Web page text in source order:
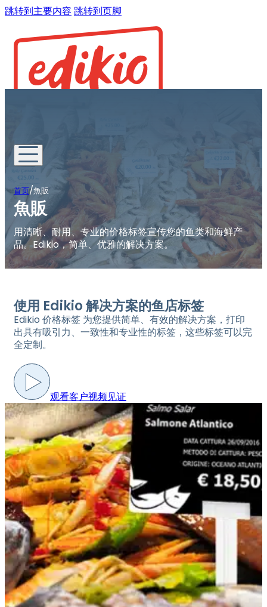
跳转到主要内容 跳转到页脚
首页/魚販
魚販
用清晰、耐用、专业的价格标签宣传您的鱼类和海鲜产
品。Edikio，简单、优雅的解决方案。
使用 Edikio 解决方案的鱼店标签
Edikio 价格标签 为您提供简单、有效的解决方案，打印
出具有吸引力、一致性和专业性的标签，这些标签可以完
全定制。
观看客户视频见证